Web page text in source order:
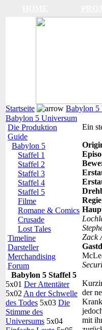
Startseite Babylon 5
Babylon 5 Universum
Die Produktion
Guide
Babylon 5
Staffel 1
Staffel 2
Staffel 3
Staffel 4
Staffel 5
Filme
Romane & Comics
Crusade
Lost Tales
Timeline
Darsteller
Merchandising
Forum
Babylon 5 Staffel 5
5x01 Der Attentäter
5x02 An der Schwelle
des Todes 5x03 Die
Stimme des
Universums 5x04
Ein
Zack
der
mit